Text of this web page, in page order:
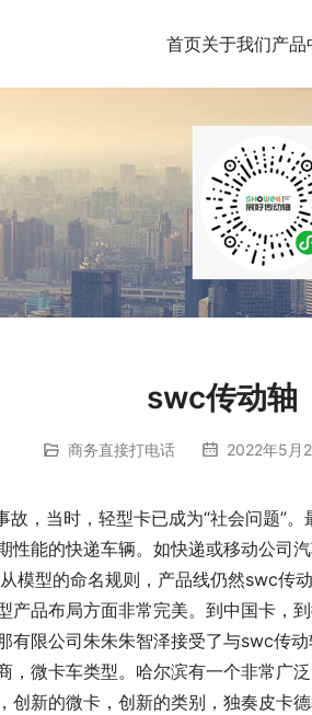
首页关于我们产品
swc传动轴
商务直接打电话 2022年5月
，当时，轻型卡已成为“社会问题”
能的快递车辆。如快递或移动公司汽
模型的命名规则，产品线仍然swc传
产品布局方面非常完美。到中国卡，
有限公司朱朱朱智泽接受了与swc传
微卡车类型。哈尔滨有一个非常广泛
创新的微卡，创新的类别，独奏皮卡